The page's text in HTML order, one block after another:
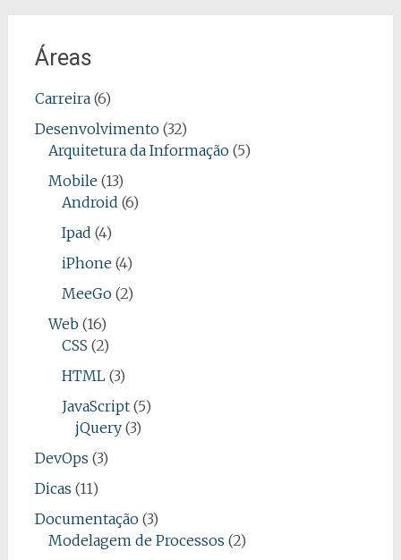
Áreas
Carreira(6)
Desenvolvimento(32)
Arquitetura da Informação(5)
Mobile (13)
Android (6)
Ipad (4)
iPhone (4)
MeeGo(2)
Web (16)
CSS (2)
HTML(3)
JavaScript(5)
jQuery(3)
DevOps (3)
Dicas (11)
Documentação(3)
Modelagem de Processos (2)